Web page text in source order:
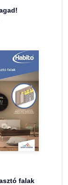
falak